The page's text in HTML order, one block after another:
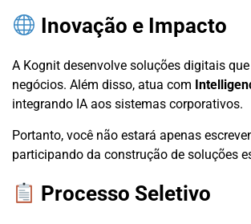
Inovação e Impacto
A Kognit desenvolve soluções digitais
negócios. Além disso, atua com
integrando IA aos sistemas corporativos.
Portanto, você não estará apenas
participando da construção de soluções
Processo Seletivo